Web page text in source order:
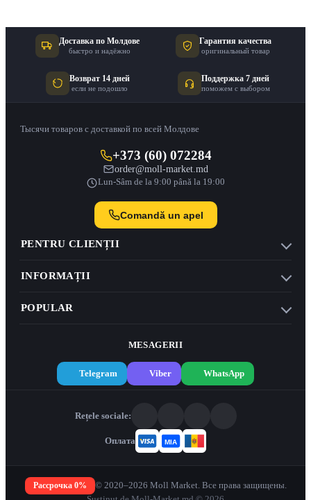
Доставка по Молдове
быстро и надёжно
Гарантия качества
оригинальный товар
Возврат 14 дней
если не подошло
Поддержка 7 дней
поможем с выбором
Тысячи товаров с доставкой по всей Молдове
+373 (60) 072284
order@moll-market.md
Lun-Sâm de la 9:00 până la 19:00
Comandă un apel
PENTRU CLIENȚII
INFORMAȚII
POPULAR
MESAGERII
Telegram Viber WhatsApp
Rețele sociale:
Оплата
Рассрочка 0%
© 2020–2026 Moll Market. Все права защищены.